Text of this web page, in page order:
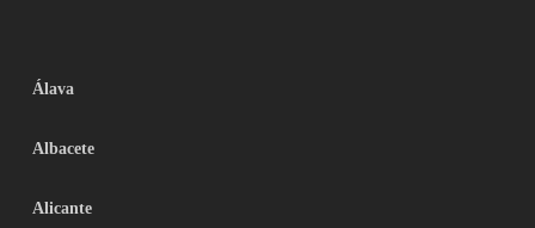
Álava
Albacete
Alicante